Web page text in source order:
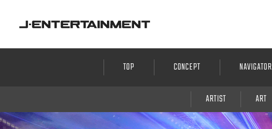
TOP CONCEPT NAVIGATOR
ARTIST ART